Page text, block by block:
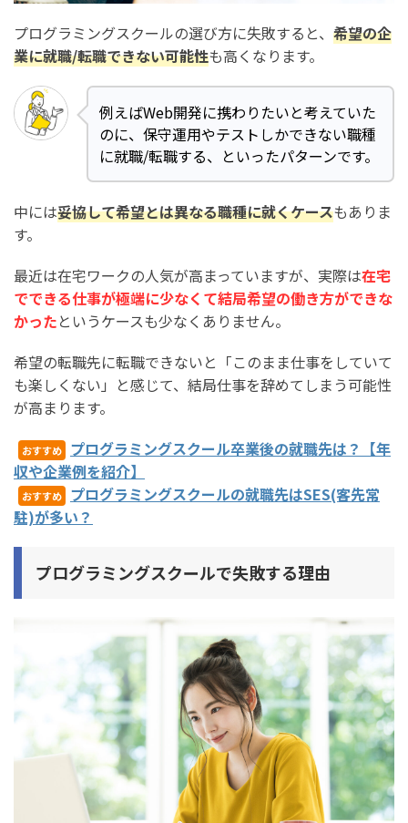
プログラミングスクールの選び方に失敗すると、 希望の企
業に就職/転職できない可能性も高くなります。
例えばWeb開発に携わりたいと考えていた
のに、保守運用やテストしかできない職種
に就職/転職する、といったパターンです。
中には妥協して希望とは異なる職種に就くケースもありま
す。
最近は在宅ワークの人気が高まっていますが、実際は在宅
でできる仕事が極端に少なくて結局希望の働き方ができな
かったというケースも少なくありません。
希望の転職先に転職できないと「このまま仕事をしていて
も楽しくない」と感じて、結局仕事を辞めてしまう可能性
が高まります。
おすすめ
プログラミングスクール卒業後の就職先は？【年
収や企業例を紹介】
おすすめ
プログラミングスクールの就職先はSES(客先常
駐)が多い？
プログラミングスクールで失敗する理由